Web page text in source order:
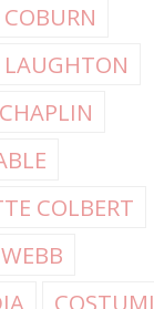
LAUGHTON
COLBERT
COSTUMI